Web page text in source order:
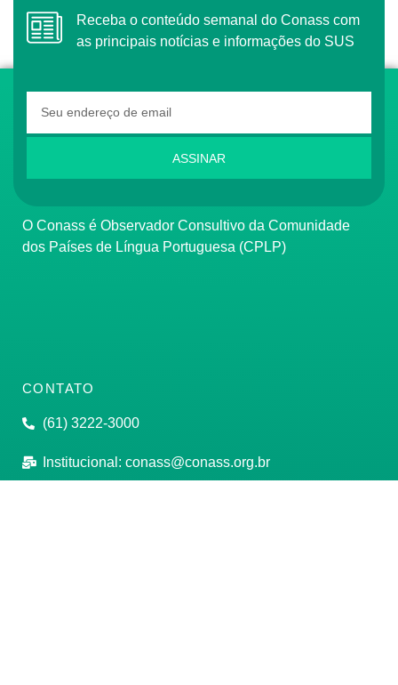
Receba o conteúdo semanal do Conass com
as principais notícias e informações do SUS
ASSINAR
O Conass é Observador Consultivo da Comunidade
dos Países de Língua Portuguesa (CPLP)
CONTATO
(61) 3222-3000
Institucional: conass@conass.org.br